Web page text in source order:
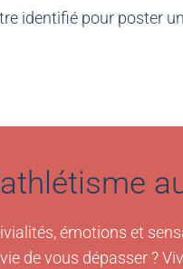
identifié pour poster
émotions et
de vous dépasser ?